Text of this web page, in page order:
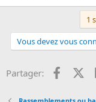
1
Vous devez vous
Partager: